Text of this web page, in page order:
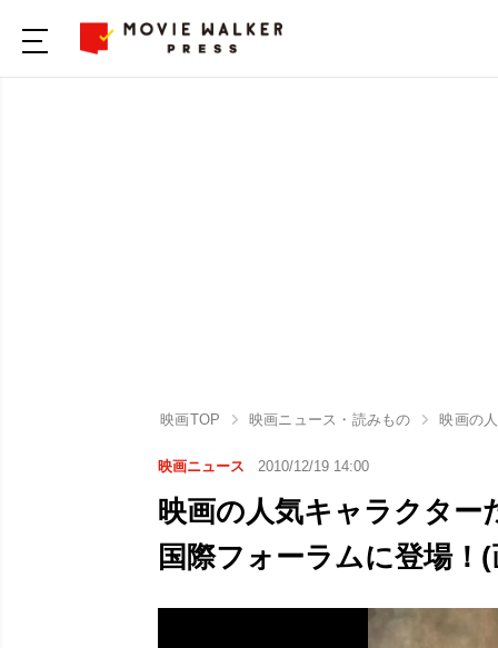
映画TOP 映画ニュース・読みもの 映画の
映画ニュース 2010/12/19 14:00
映画の人気キャラクタ
国際フォーラムに登場！